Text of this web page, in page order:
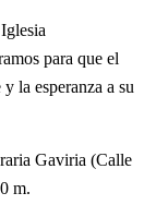
para que el
la esperanza a su
Gaviria (Calle
m.